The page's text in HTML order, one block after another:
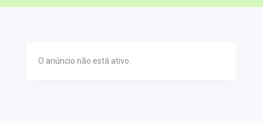
O anúncio não está ativo.